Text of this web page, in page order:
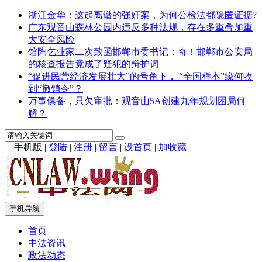
浙江金华：这起离谱的强奸案，为何公检法都隐匿证据?
广东观音山森林公园内违反多种法规，存在多重叠加重
大安全风险
馆陶乞业家二次致函邯郸市委书记：奇！邯郸市公安局
的核查报告竟成了疑犯的辩护词
“促进民营经济发展壮大”的号角下， “全国样本”缘何收
到“撤销令”？
万事俱备，只欠审批：观音山5A创建九年规划困局何
解？
手机版 | 登陆 | 注册 | 留言 | 设首页 | 加收藏
手机导航
首页
中法资讯
政法动态